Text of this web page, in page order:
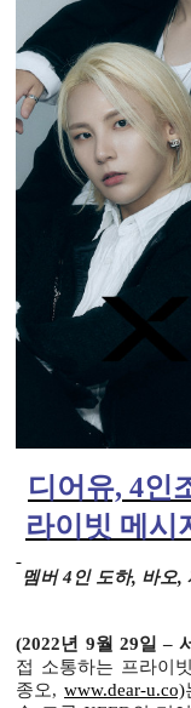
디어유, 4인
라이빗 메시
멤버 4인 도하, 바오
(2022년 9월 29일 –
접 소통하는 프라이
종오,www.dear-u.co)